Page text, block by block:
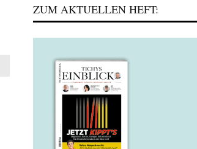
ZUM AKTUELLEN HEFT: